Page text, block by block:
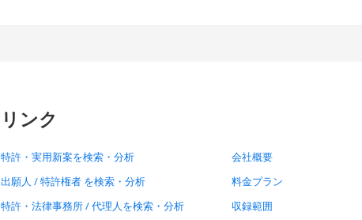
リンク
特許・実用新案を検索・分析
出願人 / 特許権者 を検索・分析
特許・法律事務所 / 代理人を検索・分析
会社概要
料金プラン
収録範囲